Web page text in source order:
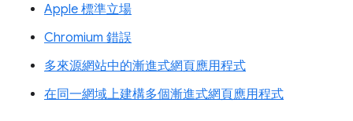
Apple 標準立場
Chromium 錯誤
多來源網站中的漸進式網頁應用程式
在同一網域上建構多個漸進式網頁應用程式